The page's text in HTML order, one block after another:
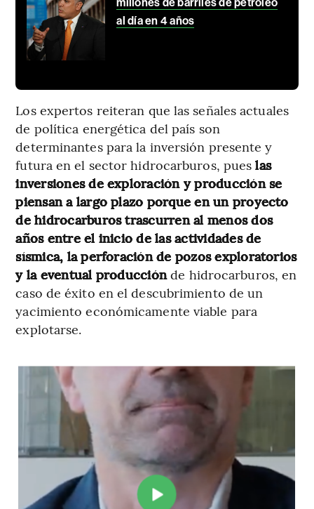
al día en 4 años
Los expertos reiteran que las señales actuales
de política energética del país son
determinantes para la inversión presente y
futura en el sector hidrocarburos, pueslas
inversiones de exploración y producción se
piensan a largo plazo porque en un proyecto
de hidrocarburos trascurren al menos dos
años entre el inicio de las actividades de
sísmica, la perforación de pozos exploratorios
y la eventual producciónde hidrocarburos, en
caso de éxito en el descubrimiento de un
yacimiento económicamente viable para
explotarse.